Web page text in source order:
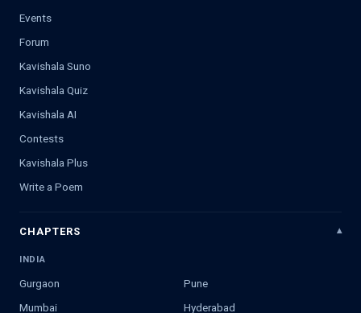
Events
Forum
Kavishala Suno
Kavishala Quiz
Kavishala AI
Contests
Kavishala Plus
Write a Poem
CHAPTERS
INDIA
Gurgaon
Pune
Mumbai
Hyderabad